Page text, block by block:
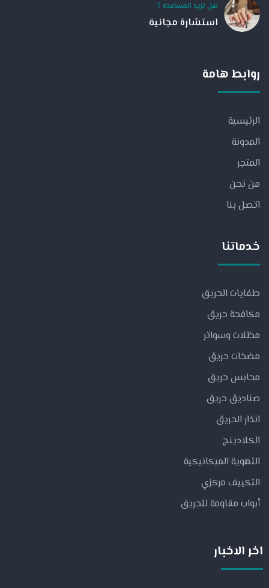
هل تريد المساعدة ؟
استشارة مجانية
روابط هامة
الرئيسية
المدونة
المتجر
من نحن
اتصل بنا
خدماتنا
طفايات الحريق
مكافحة حريق
مظلات وسواتر
مضخات حريق
محابس حريق
صناديق حريق
انذار الحريق
الكلادينج
التهوية الميكانيكية
التكييف مركزي
أبواب مقاومة للحريق
اخر الاخبار